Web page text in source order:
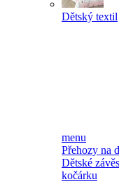
Dětský textil
menu
Přehozy na
Dětské
kočárku